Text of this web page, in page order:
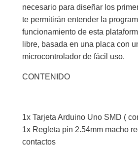
necesario para diseñar los
te permitirán entender la
funcionamiento de esta
libre, basada en una placa con
microcontrolador de fácil uso.
CONTENIDO
1x Tarjeta Arduino Uno SMD (
1x Regleta pin 2.54mm macho
contactos